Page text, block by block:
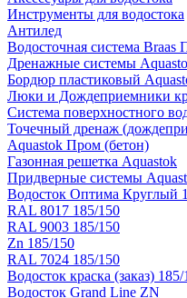
Инструменты для водостока
Антилед
Водосточная система
Дренажные системы
Бордюр пластиковый
Люки и Дождеприемники
Система поверхностного
Точечный дренаж
Aquastok Пром (бетон)
Газонная решетка Aquastok
Придверные системы
Водосток Оптима Круглый
RAL 8017 185/150
RAL 9003 185/150
Zn 185/150
RAL 7024 185/150
Водосток краска (заказ) 185/
Водосток Grand Line ZN